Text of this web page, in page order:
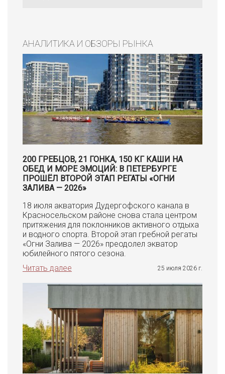
АНАЛИТИКА И ОБЗОРЫ РЫНКА
200 ГРЕБЦОВ, 21 ГОНКА, 150 КГ КАШИ НА
ОБЕД И МОРЕ ЭМОЦИЙ: В ПЕТЕРБУРГЕ
ПРОШЁЛ ВТОРОЙ ЭТАП РЕГАТЫ «ОГНИ
ЗАЛИВА — 2026»
18 июля акватория Дудергофского канала в
Красносельском районе снова стала центром
притяжения для поклонников активного отдыха
и водного спорта. Второй этап гребной регаты
«Огни Залива — 2026» преодолел экватор
юбилейного пятого сезона.
Читать далее
25 июля 2026 г.